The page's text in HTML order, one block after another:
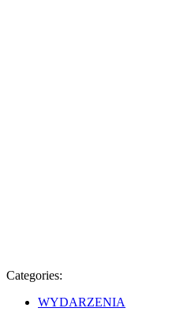
Categories:
WYDARZENIA